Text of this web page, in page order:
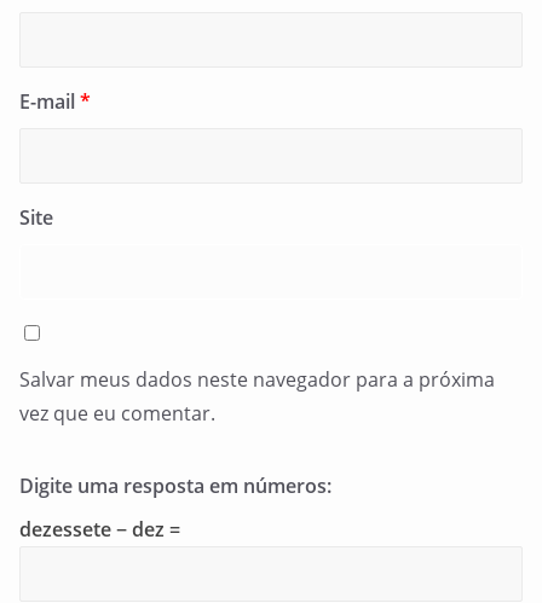
E-mail*
Site
Salvar meus dados neste navegador para a próxima
vez que eu comentar.
Digite uma resposta em números:
dezessete − dez =